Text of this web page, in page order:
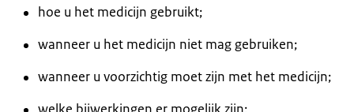
hoe u het medicijn gebruikt;
wanneer u het medicijn niet mag gebruiken;
wanneer u voorzichtig moet zijn met het medicijn;